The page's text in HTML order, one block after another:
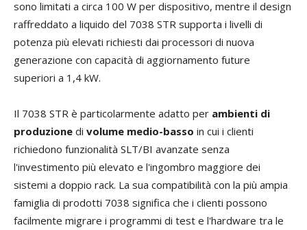
sono limitati a circa 100 W per dispositivo, mentre il design
raffreddato a liquido del 7038 STR supporta i livelli di
potenza più elevati richiesti dai processori di nuova
generazione con capacità di aggiornamento future
superiori a 1,4 kW.
Il 7038 STR è particolarmente adatto per ambienti di
produzione di volume medio-basso in cui i clienti
richiedono funzionalità SLT/BI avanzate senza
l'investimento più elevato e l'ingombro maggiore dei
sistemi a doppio rack. La sua compatibilità con la più ampia
famiglia di prodotti 7038 significa che i clienti possono
facilmente migrare i programmi di test e l'hardware tra le